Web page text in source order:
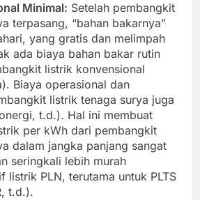
Minimal: Setelah pembangkit
terpasang, “bahan bakarnya”
yang gratis dan melimpah
ada biaya bahan bakar rutin
listrik konvensional
Biaya operasional dan
listrik tenaga surya juga
t.d.). Hal ini membuat
per kWh dari pembangkit
dalam jangka panjang sangat
seringkali lebih murah
listrik PLN, terutama untuk PLTS
t.d.).